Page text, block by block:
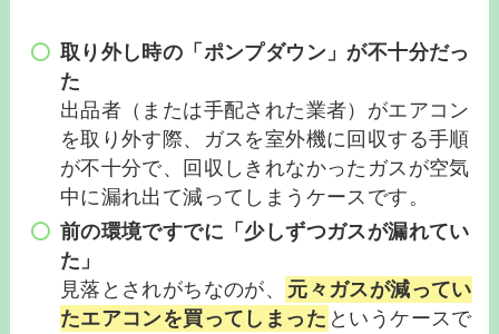
取り外し時の「ポンプダウン」が不十分だっ
た
出品者（または手配された業者）がエアコン
を取り外す際、ガスを室外機に回収する手順
が不十分で、回収しきれなかったガスが空気
中に漏れ出て減ってしまうケースです。
前の環境ですでに「少しずつガスが漏れてい
た」
見落とされがちなのが、
元々ガスが減ってい
たエアコンを買ってしまった というケースで